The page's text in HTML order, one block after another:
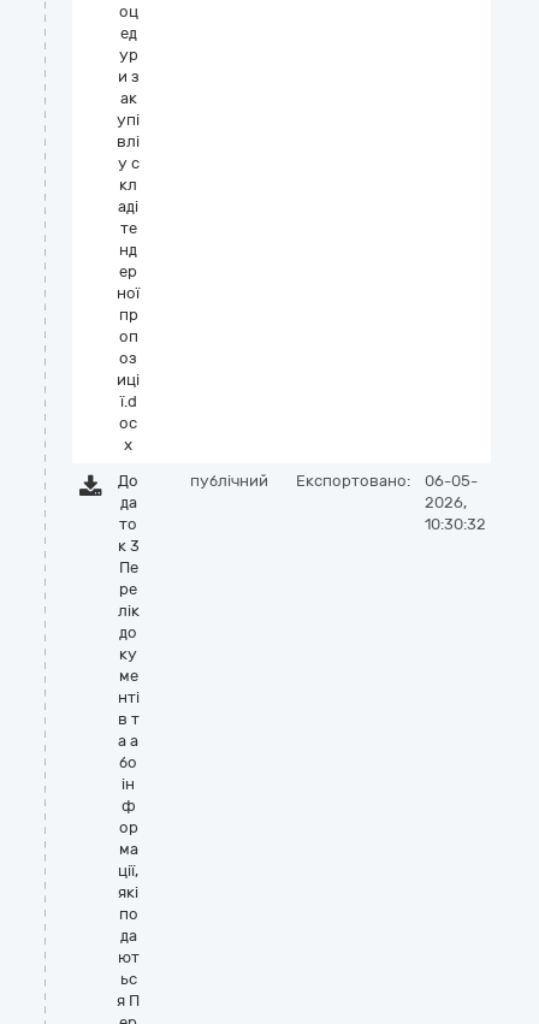
оц
ед
ур
и з
ак
упі
влі
у с
кл
аді
те
нд
ер
ної
пр
оп
оз
иці
ї.d
oc
x
До
да
то
к 3
Пе
ре
лік
до
ку
ме
нті
в т
а а
бо
ін
ф
ор
ма
ції,
які
по
да
ют
ьс
я П
публічний Експортовано:
06-05-
2026,
10:30:32